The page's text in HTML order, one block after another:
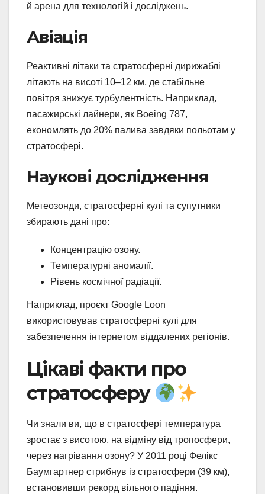
й арена для технологій і досліджень.
Авіація
Реактивні літаки та стратосферні дирижаблі
літають на висоті 10–12 км, де стабільне
повітря знижує турбулентність. Наприклад,
пасажирські лайнери, як Boeing 787,
економлять до 20% палива завдяки польотам у
стратосфері.
Наукові дослідження
Метеозонди, стратосферні кулі та супутники
збирають дані про:
Концентрацію озону.
Температурні аномалії.
Рівень космічної радіації.
Наприклад, проєкт Google Loon
використовував стратосферні кулі для
забезпечення інтернетом віддалених регіонів.
Цікаві факти про
стратосферу
Чи знали ви, що в стратосфері температура
зростає з висотою, на відміну від тропосфери,
через нагрівання озону? У 2011 році Фелікс
Баумгартнер стрибнув із стратосфери (39 км),
встановивши рекорд вільного падіння.